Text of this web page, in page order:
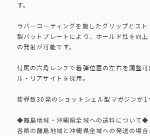
す。
ラバーコーティングを施したグリップとス
製バットプレートにより、ホールド性を向
の発射が可能です。
付属の六角レンチで着弾位置の左右を調整
ル・リアサイトを採用。
装弾数30発のショットシェル型マガジンが1
◆離島地域・沖縄県全域への送料について◆
各県の離島地域と沖縄県全域への発送の場合